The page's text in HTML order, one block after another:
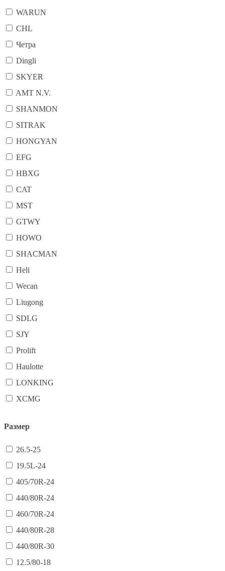
WARUN
CHL
Четра
Dingli
SKYER
AMT N.V.
SHANMON
SITRAK
HONGYAN
EFG
HBXG
CAT
MST
GTWY
HOWO
SHACMAN
Heli
Wecan
Liugong
SDLG
SJY
Prolift
Haulotte
LONKING
XCMG
Размер
26.5-25
19.5L-24
405/70R-24
440/80R-24
460/70R-24
440/80R-28
440/80R-30
12.5/80-18